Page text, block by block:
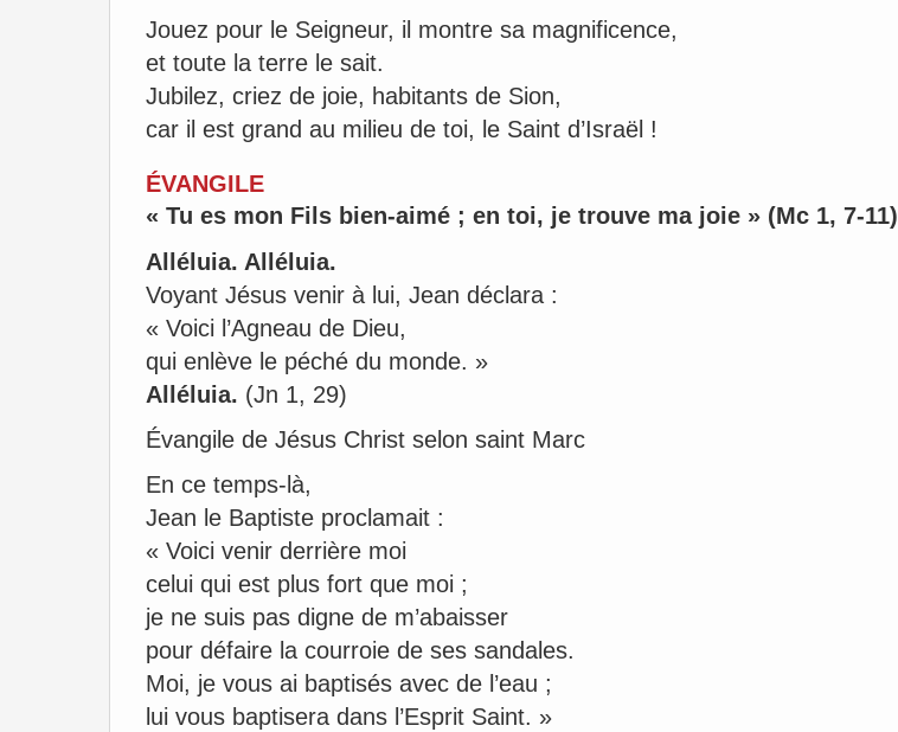
Jouez pour le Seigneur, il montre sa magnificence,
et toute la terre le sait.
Jubilez, criez de joie, habitants de Sion,
car il est grand au milieu de toi, le Saint d’Israël !
ÉVANGILE
« Tu es mon Fils bien-aimé ; en toi, je trouve ma joie » (Mc 1, 7-11)
Alléluia. Alléluia.
Voyant Jésus venir à lui, Jean déclara :
« Voici l’Agneau de Dieu,
qui enlève le péché du monde. »
Alléluia. (Jn 1, 29)
Évangile de Jésus Christ selon saint Marc
En ce temps-là,
Jean le Baptiste proclamait :
« Voici venir derrière moi
celui qui est plus fort que moi ;
je ne suis pas digne de m’abaisser
pour défaire la courroie de ses sandales.
Moi, je vous ai baptisés avec de l’eau ;
lui vous baptisera dans l’Esprit Saint. »